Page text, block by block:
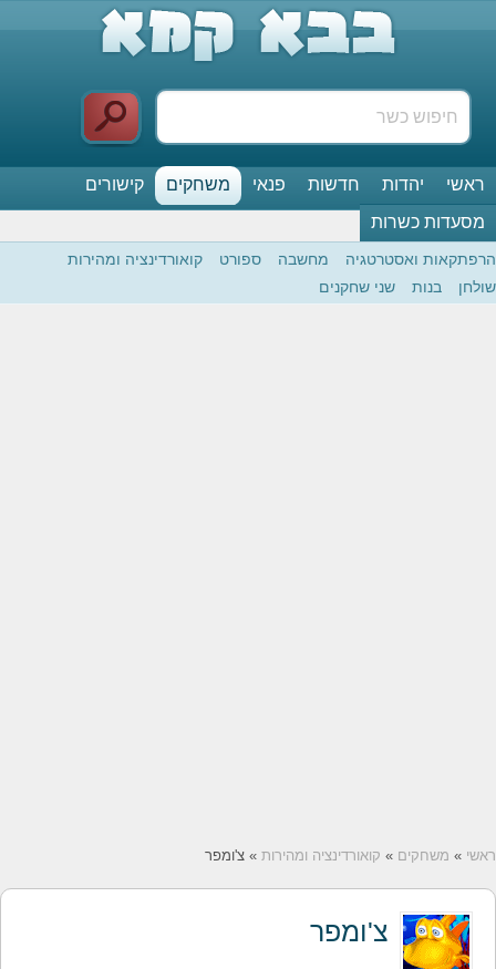
ראשי יהדות חדשות פנאי משחקים
קישורים
מסעדות כשרות
הרפתקאות ואסטרטגיה מחשבה ספורט
קואורדינציה ומהירות
שולחן
בנות שני שחקנים
ראשי » משחקים » קואורדינציה ומהירות » צ'ומפר
צ'ומפר